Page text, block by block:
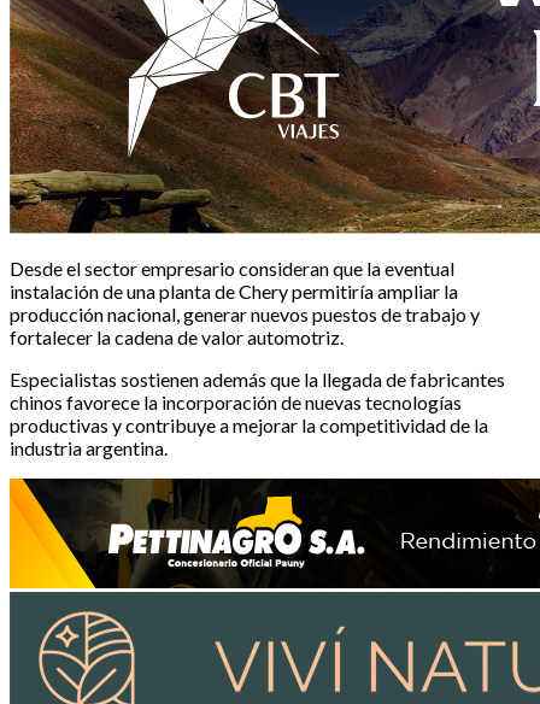
Desde el sector empresario consideran que la eventual
instalación de una planta de Chery permitiría ampliar la
producción nacional, generar nuevos puestos de trabajo y
fortalecer la cadena de valor automotriz.
Especialistas sostienen además que la llegada de fabricantes
chinos favorece la incorporación de nuevas tecnologías
productivas y contribuye a mejorar la competitividad de la
industria argentina.